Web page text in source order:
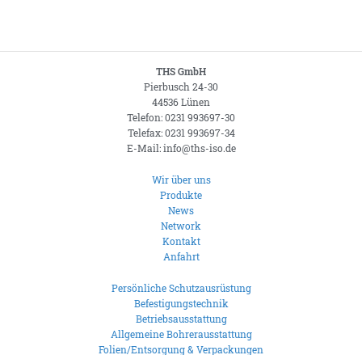
THS GmbH
Pierbusch 24-30
44536 Lünen
Telefon: 0231 993697-30
Telefax: 0231 993697-34
E-Mail: info@ths-iso.de
Wir über uns
Produkte
News
Network
Kontakt
Anfahrt
Persönliche Schutzausrüstung
Befestigungstechnik
Betriebsausstattung
Allgemeine Bohrerausstattung
Folien/Entsorgung & Verpackungen